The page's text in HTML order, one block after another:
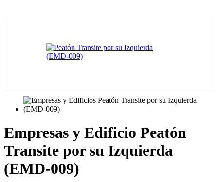
Empresas y Edificio Peatón
Transite por su Izquierda
(EMD-009)